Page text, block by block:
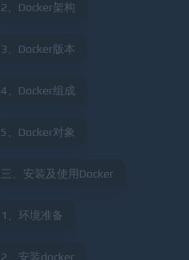
2、Docker架构
3、Docker版本
4、Docker组成
5、Docker对象
三、安装及使用Docker
1、环境准备
2、安装docker